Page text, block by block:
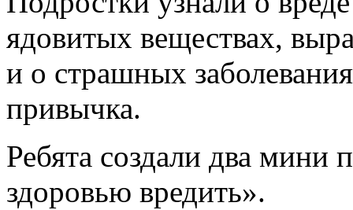
ядовитых веществах,
и о страшных
привычка.
Ребята создали два мини
здоровью вредить».